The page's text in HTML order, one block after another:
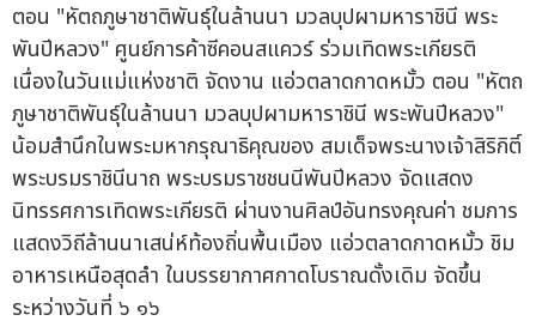
ตอน "หัตถภูษาชาติพันธุ์ในล้านนา มวลบุปผามหาราชินี พระ
พันปีหลวง" ศูนย์การค้าซีคอนสแควร์ ร่วมเทิดพระเกียรติ
เนื่องในวันแม่แห่งชาติ จัดงาน แอ่วตลาดกาดหมั้ว ตอน "หัตถ
ภูษาชาติพันธุ์ในล้านนา มวลบุปผามหาราชินี พระพันปีหลวง"
น้อมสำนึกในพระมหากรุณาธิคุณของ สมเด็จพระนางเจ้าสิริกิติ์
พระบรมราชินีนาถ พระบรมราชชนนีพันปีหลวง จัดแสดง
นิทรรศการเทิดพระเกียรติ ผ่านงานศิลป์อันทรงคุณค่า ชมการ
แสดงวิถีล้านนาเสน่ห์ท้องถิ่นพื้นเมือง แอ่วตลาดกาดหมั้ว ชิม
อาหารเหนือสุดลำ ในบรรยากาศกาดโบราณดั้งเดิม จัดขึ้น
ระหว่างวันที่ ๖ ๑๖